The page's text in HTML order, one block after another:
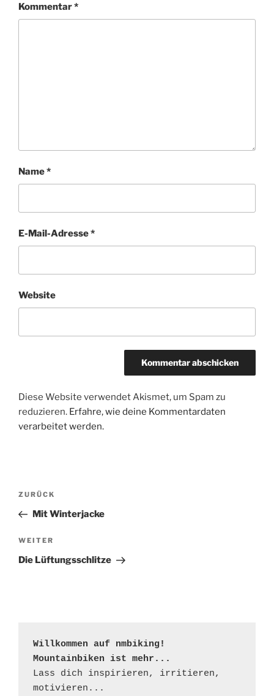
Kommentar*
Name*
E-Mail-Adresse*
Website
Diese Website verwendet Akismet, um Spam zu
reduzieren. Erfahre, wie deine Kommentardaten
verarbeitet werden.
Beitragsnavigation
Vorheriger
Beitrag
ZURÜCK
Mit Winterjacke
Nächster
Beitrag
WEITER
Die Lüftungsschlitze
Willkommen auf nmbiking!
Mountainbiken ist mehr...
Lass dich inspirieren, irritieren,
motivieren...